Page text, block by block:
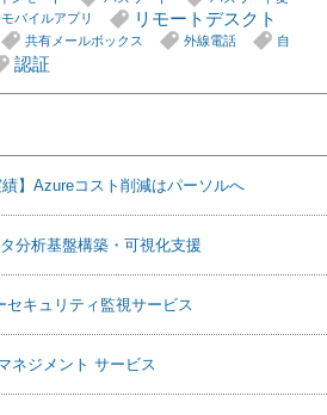
モバイルアプリ
リモートデスクト
共有メールボックス 外線電話
自
認証
績】Azureコスト削減はパーソルへ
分析基盤構築・可視化支援
キュリティ監視サービス
ネジメント サービス